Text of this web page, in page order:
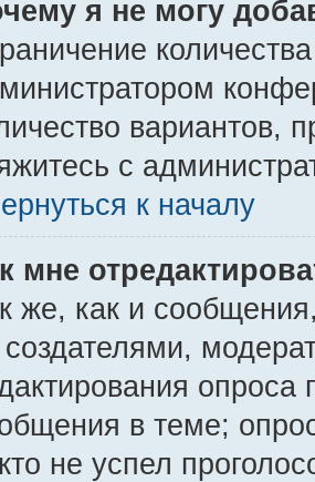
я не могу
вариантов,
с
к началу
мне
же, как и
создателями,
опроса
в теме;
не успел